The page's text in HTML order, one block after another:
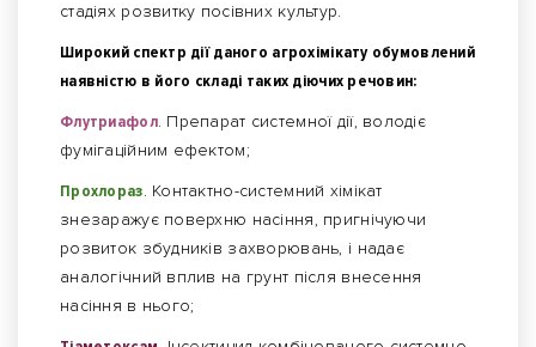
стадіях розвитку посівних культур.
Широкий спектр дії даного агрохімікату обумовлений
наявністю в його складі таких діючих речовин:
Флутриафол. Препарат системної дії, володіє
фумігаційним ефектом;
Прохлораз. Контактно-системний хімікат
знезаражує поверхню насіння, пригнічуючи
розвиток збудників захворювань, і надає
аналогічний вплив на грунт після внесення
насіння в нього;